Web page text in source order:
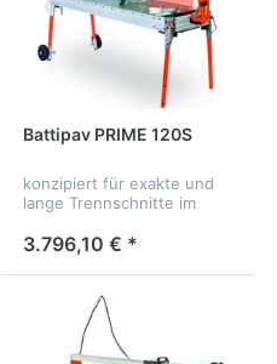
Battipav PRIME 120S
konzipiert für exakte und
lange Trennschnitte im
Laser
3.796,10 € *